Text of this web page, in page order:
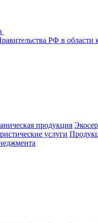
РФ в области
продукция
услуги